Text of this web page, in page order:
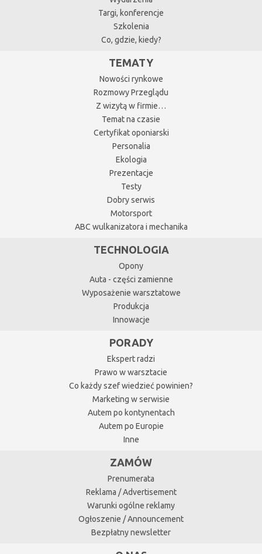
Targi, konferencje
Szkolenia
Co, gdzie, kiedy?
TEMATY
Nowości rynkowe
Rozmowy Przeglądu
Z wizytą w firmie…
Temat na czasie
Certyfikat oponiarski
Personalia
Ekologia
Prezentacje
Testy
Dobry serwis
Motorsport
ABC wulkanizatora i mechanika
TECHNOLOGIA
Opony
Auta - części zamienne
Wyposażenie warsztatowe
Produkcja
Innowacje
PORADY
Ekspert radzi
Prawo w warsztacie
Co każdy szef wiedzieć powinien?
Marketing w serwisie
Autem po kontynentach
Autem po Europie
Inne
ZAMÓW
Prenumerata
Reklama / Advertisement
Warunki ogólne reklamy
Ogłoszenie / Announcement
Bezpłatny newsletter